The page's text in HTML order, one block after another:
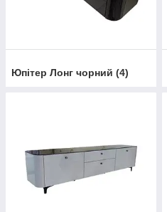
Юпітер Лонг чорний (4)